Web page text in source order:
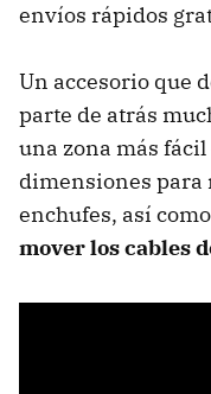
envíos rápidos
Un accesorio que
parte de atrás
una zona más
dimensiones para
enchufes, así
mover los cables